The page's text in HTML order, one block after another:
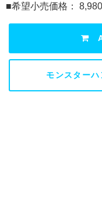
■希望小売価格：
モンスター